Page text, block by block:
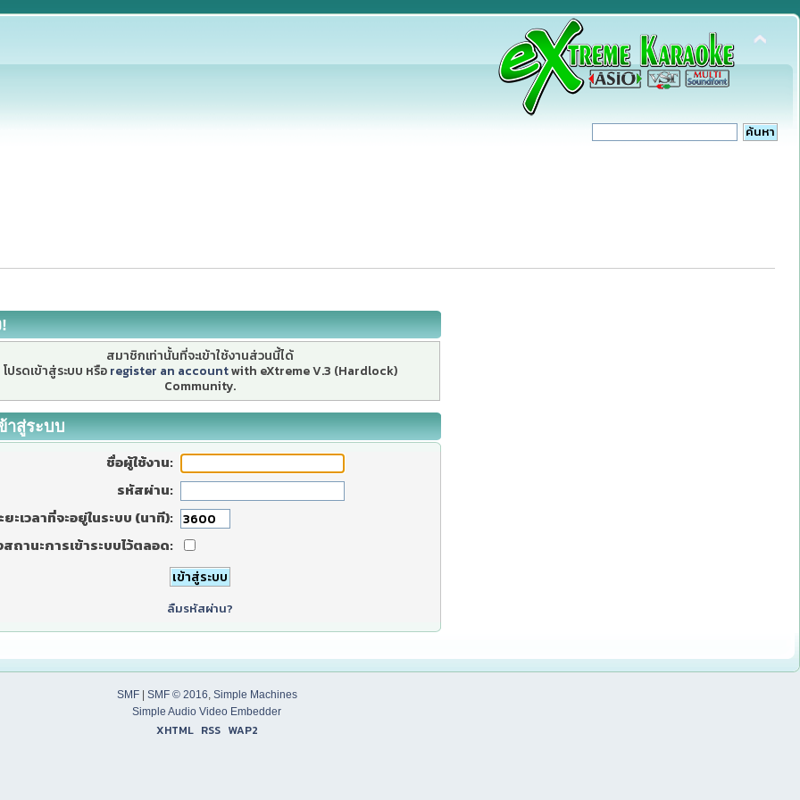
สมาชิกเท่านั้นที่จะเข้าใช้งานส่วนนี้ได้
โปรดเข้าสู่ระบบ หรือ register an accountwith eXtreme V.3 (Hardlock)
Community.
าสู่ระบบ
ชื่อผู้ใช้งาน:
รหัสผ่าน:
ยะเวลาที่จะอยู่ในระบบ (นาที):
สถานะการเข้าระบบไว้ตลอด:
ลืมรหัสผ่าน?
SMF| SMF © 2016, Simple Machines
Simple Audio Video Embedder
XHTML RSS WAP2